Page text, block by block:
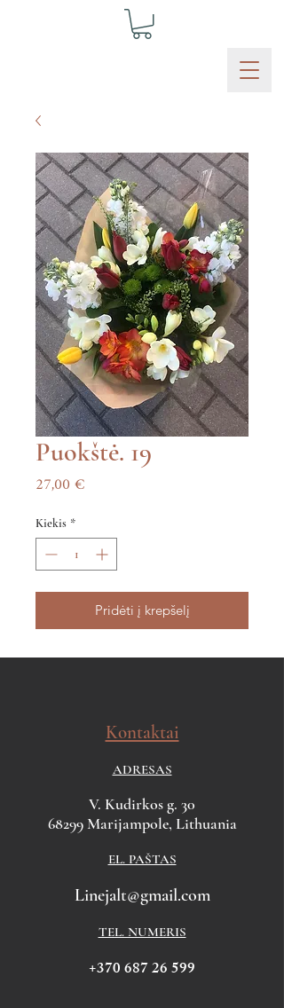
Puokštė. 19
27,00 €
Kiekis *
Pridėti į krepšelį
Kontaktai
ADRESAS
V. Kudirkos g. 30
68299 Marijampole, Lithuania
EL. PAŠTAS
Linejalt@gmail.com
TEL. NUMERIS
+370 687 26 599